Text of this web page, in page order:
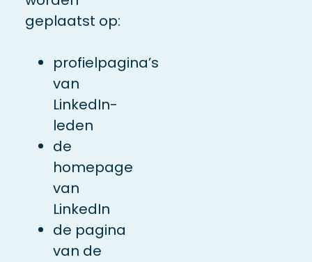
geplaatst op:
profielpagina’s
van
LinkedIn-
leden
de
homepage
van
LinkedIn
de pagina
van de